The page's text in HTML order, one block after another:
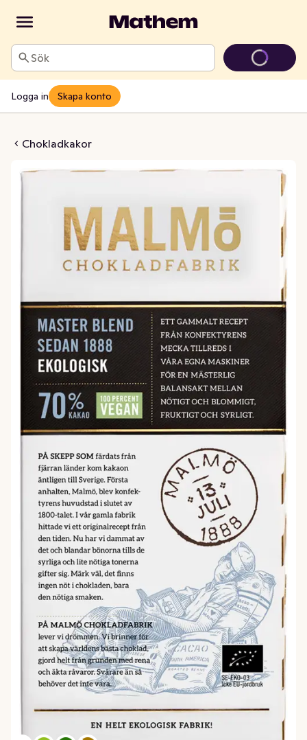
Sök
Logga in Skapa konto
Chokladkakor
Blend 70% EKO